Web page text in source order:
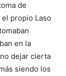
de
propio Laso
en la
dejar cierta
siendo los